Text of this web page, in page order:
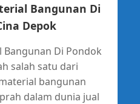
Bangunan Di
Depok
Di Pondok
salah satu dari
bangunan
dalam dunia jual